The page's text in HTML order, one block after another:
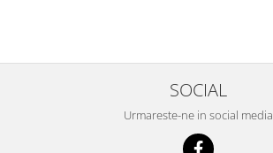
SOCIAL
Urmareste-ne in social media